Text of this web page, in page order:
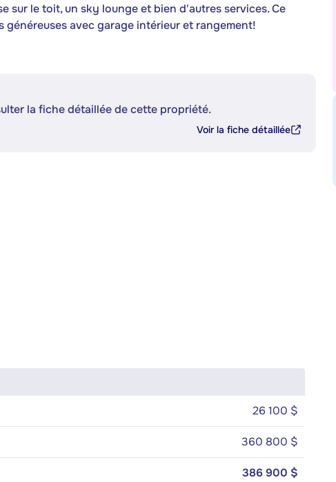
sur le toit, un sky lounge et bien d'autres services. Ce
avec garage intérieur et rangement!
la fiche détaillée de cette propriété.
Voir la fiche détaillée
26 100 $
360 800 $
386 900 $